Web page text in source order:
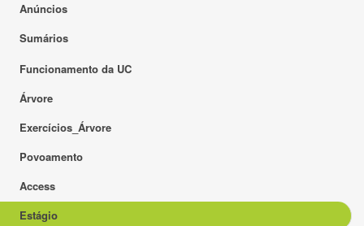
Anúncios
Sumários
Funcionamento da UC
Árvore
Exercícios_Árvore
Povoamento
Access
Estágio